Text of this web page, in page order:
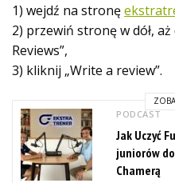
1) wejdź na stronę
2) przewiń stronę w dół,
Reviews”,
3) kliknij „Write a review”.
PODCAST
Jak Uczyć
juniorów
Chamerą